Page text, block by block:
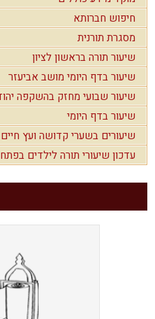
חיפוש חברותא
מסגרת תורנית
שיעור תורה בראשון לציון
שיעור בדף היומי מושב אביעזר
שיעור שבועי מחזק בהשקפה
שיעור בדף היומי
שיעורים בשערי קדושה ועץ
עדכון שיעורי תורה לילדים